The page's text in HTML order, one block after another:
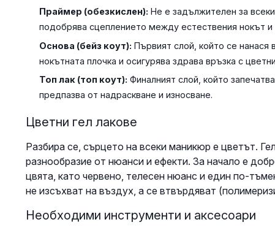
Праймер (обезкислен): Не е задължителен за
подобрява сцеплението между естествения нокът и
Основа (бейз коут): Първият слой, който се нанася
нокътната плочка и осигурява здрава връзка с
Топ лак (топ коут): Финалният слой, който
предпазва от надраскване и износване.
Цветни гел лакове
Разбира се, сърцето на всеки маникюр е цветът.
разнообразие от нюанси и ефекти. За начало е
цвята, като червено, телесен нюанс и един по-
не изсъхват на въздух, а се втвърдяват
Необходими инструменти и аксесоари